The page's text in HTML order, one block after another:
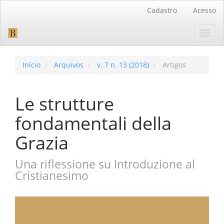
Barra
Cadastro Acesso
Início Arquivos v. 7 n. 13 (2018) Artigos
Le strutture
fondamentali della
Grazia
Una riflessione su Introduzione al
Cristianesimo